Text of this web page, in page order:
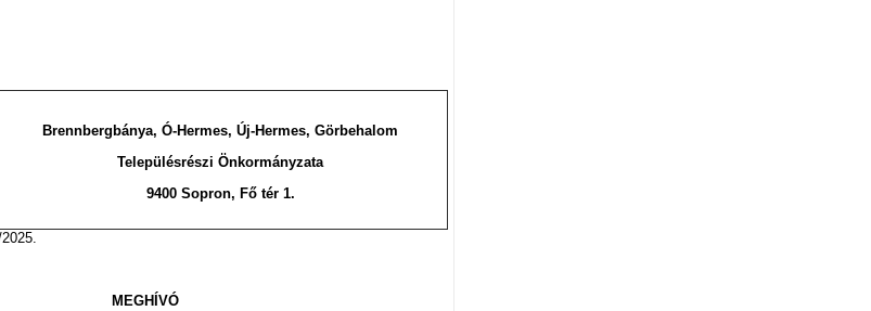
Brennbergbánya, Ó-Hermes, Új-Hermes, Görbehalom
Településrészi Önkormányzata
9400 Sopron, Fő tér 1.
MEGHÍVÓ